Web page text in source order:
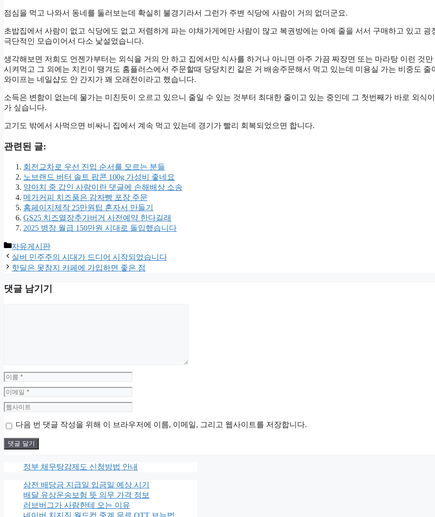
점심을 먹고 나와서 동네를 둘러보는데 확실히 불경기라서 그런가 주변 식당에 사람이 거의 없더군요.
초밥집에서 사람이 없고 식당에도 없고 저렴하게 파는 야채가게에만 사람이 많고 복권방에는 아예 줄을 서서 구매하고 있고 굉
극단적인 모습이어서 다소 낯설었습니다.
생각해보면 저희도 언젠가부터는 외식을 거의 안 하고 집에서만 식사를 하거나 아니면 아주 가끔 짜장면 또는 마라탕 이런 것만
시켜먹고 그 외에는 치킨이 땡겨도 홈플러스에서 주문할때 당당치킨 같은 거 배송주문해서 먹고 있는데 미용실 가는 비중도 줄
와이프는 네일샵도 안 간지가 꽤 오래전이라고 했습니다.
소득은 변함이 없는데 물가는 미친듯이 오르고 있으니 줄일 수 있는 것부터 최대한 줄이고 있는 중인데 그 첫번째가 바로 외식
가 싶습니다.
고기도 밖에서 사먹으면 비싸니 집에서 계속 먹고 있는데 경기가 빨리 회복되었으면 합니다.
관련된 글:
회전교차로 우선 진입 순서를 모르는 분들
노브랜드 버터 솔트 팝콘 100g 가성비 좋네요
양아치 중 갑인 사람이란 댓글에 손해배상 소송
메가커피 치즈품은 감자빵 포장 주문
홈페이지제작 25만원팁 혼자서 만들기
GS25 치즈열장추가버거 사전예약 한다길래
2025 병장 월급 150만원 시대로 돌입했습니다
카
테
고
자유게시판
실버 민주주의 시대가 드디어 시작되었습니다
핫딜은 못참지 카페에 가입하면 좋은 점
댓글 남기기
이
름
이
메
일
웹
이
트
다음 번 댓글 작성을 위해 이 브라우저에 이름, 이메일, 그리고 웹사이트를 저장합니다.
정부 채무탕감제도 신청방법 안내
삼전 배당금 지급일 입금일 예상 시기
배달 유상운송보험 뜻 의무 가격 정보
러브버그가 사람한테 오는 이유